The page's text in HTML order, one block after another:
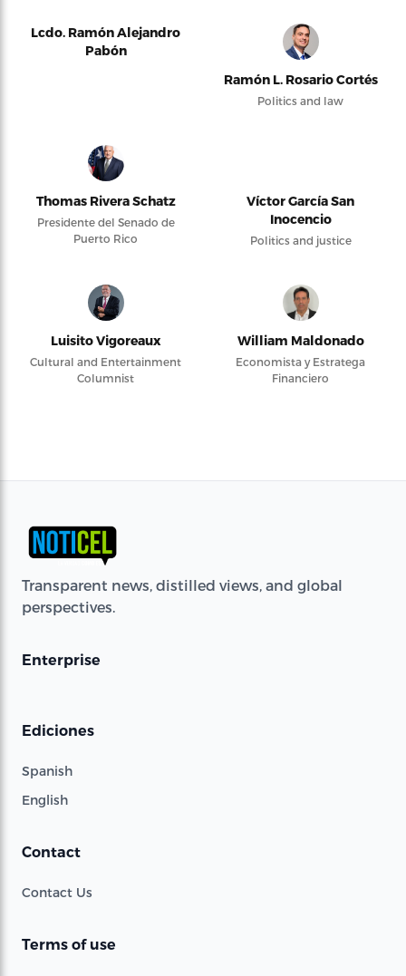
Lcdo. Ramón Alejandro
Pabón
Ramón L. Rosario Cortés
Politics and law
Thomas Rivera Schatz
Presidente del Senado de
Puerto Rico
Víctor García San
Inocencio
Politics and justice
Luisito Vigoreaux
Cultural and Entertainment
Columnist
William Maldonado
Economista y Estratega
Financiero
Transparent news, distilled views, and global
perspectives.
Enterprise
Ediciones
Spanish
English
Contact
Contact Us
Terms of use